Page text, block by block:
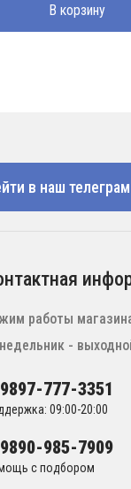
В корзину
в наш
работы
-
777-3351
09:00-20:00
985-7909
с подбором